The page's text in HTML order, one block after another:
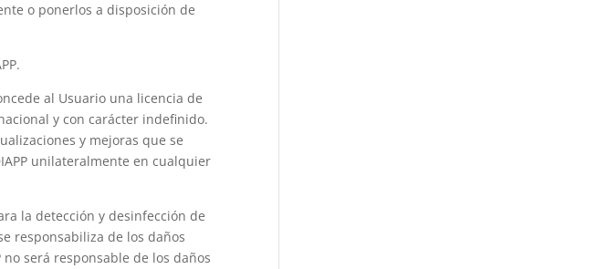
o ponerlos a disposición de
al Usuario una licencia de
y con carácter indefinido.
y mejoras que se
unilateralmente en cualquier
la detección y desinfección de
responsabiliza de los daños
será responsable de los daños